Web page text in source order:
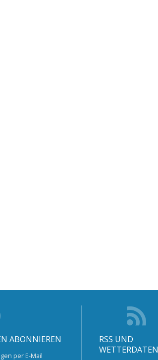
ABONNIEREN
per E-Mail
RSS UND
WETTERDATEN